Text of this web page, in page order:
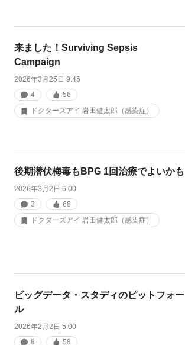
来ました！Surviving Sepsis
Campaign
2026年3月25日 9:45
4
56
ドクターズアイ 岩田健太郎（感染症）
後期潜伏梅毒もBPG 1回治療でよいかも
2026年3月2日 6:00
3
68
ドクターズアイ 岩田健太郎（感染症）
ビッグデータ・スタディのピットフォー
ル
2026年2月2日 5:00
8
58